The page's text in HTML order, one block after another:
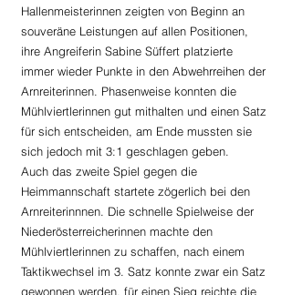
Hallenmeisterinnen zeigten von Beginn an
souveräne Leistungen auf allen Positionen,
ihre Angreiferin Sabine Süffert platzierte
immer wieder Punkte in den Abwehrreihen der
Arnreiterinnen. Phasenweise konnten die
Mühlviertlerinnen gut mithalten und einen Satz
für sich entscheiden, am Ende mussten sie
sich jedoch mit 3:1 geschlagen geben.
Auch das zweite Spiel gegen die
Heimmannschaft startete zögerlich bei den
Arnreiterinnnen. Die schnelle Spielweise der
Niederösterreicherinnen machte den
Mühlviertlerinnen zu schaffen, nach einem
Taktikwechsel im 3. Satz konnte zwar ein Satz
gewonnen werden, für einen Sieg reichte die